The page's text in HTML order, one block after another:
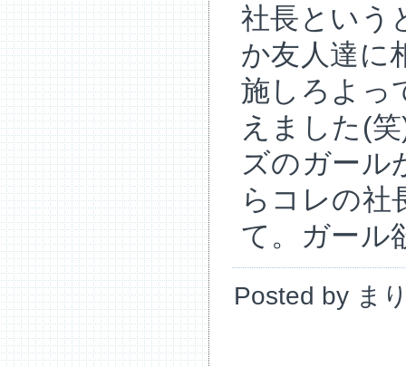
社長という
か友人達に
施しろよっ
えました(
ズのガール
らコレの社
て。ガール
Posted by ま